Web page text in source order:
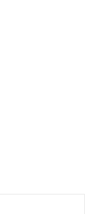
病気のサイン